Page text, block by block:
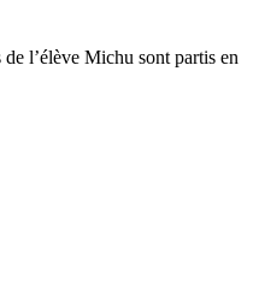
l’élève Michu sont partis en